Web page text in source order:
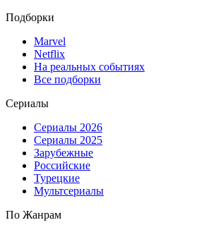
Подборки
Marvel
Netflix
На реальных событиях
Все подборки
Сериалы
Сериалы 2026
Сериалы 2025
Зарубежные
Российские
Турецкие
Мультсериалы
По Жанрам